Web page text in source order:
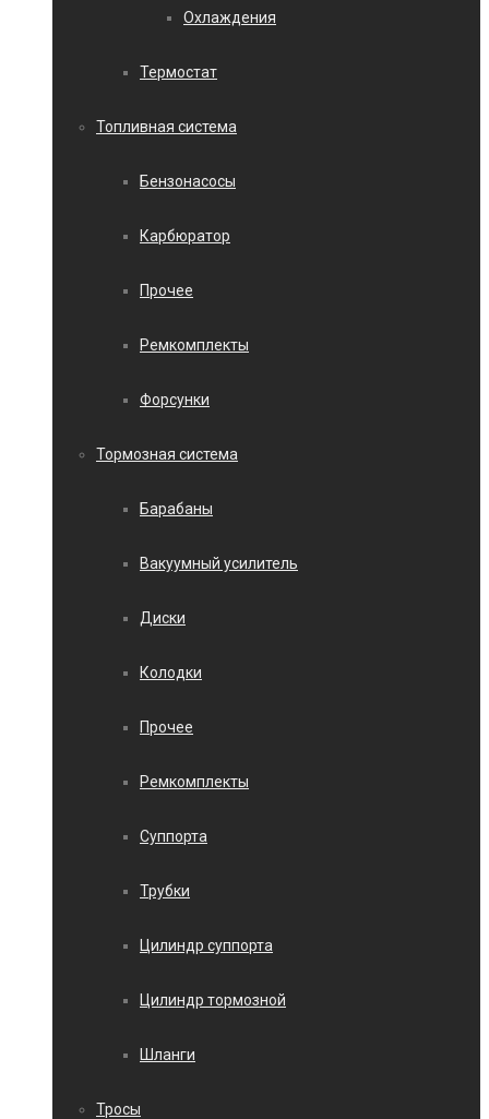
Охлаждения
Термостат
Топливная система
Бензонасосы
Карбюратор
Прочее
Ремкомплекты
Форсунки
Тормозная система
Барабаны
Вакуумный усилитель
Диски
Колодки
Прочее
Ремкомплекты
Суппорта
Трубки
Цилиндр суппорта
Цилиндр тормозной
Шланги
Тросы